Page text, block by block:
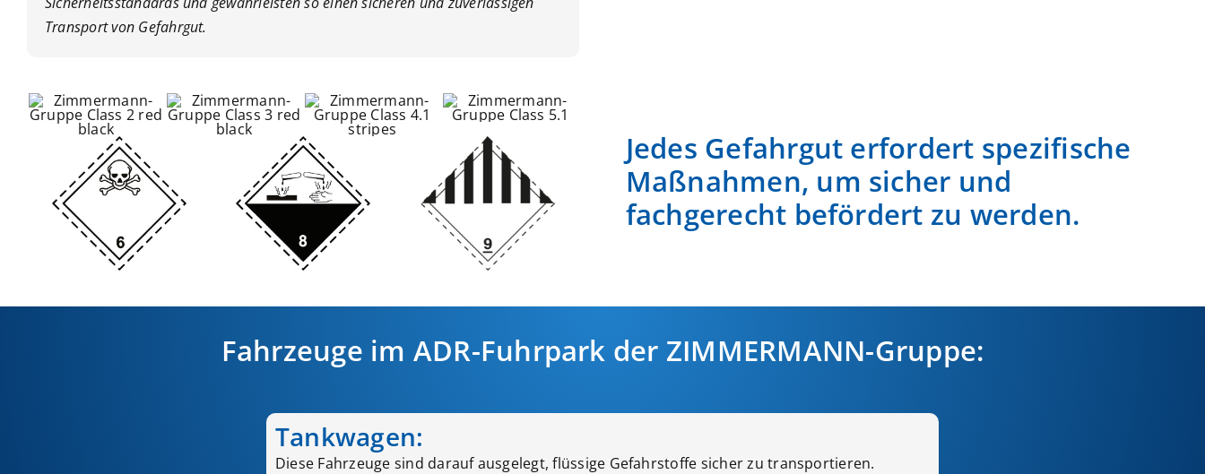
Transport von Gefahrgut.
Jedes Gefahrgut erfordert spezifische
Maßnahmen, um sicher und
fachgerecht befördert zu werden.
Fahrzeuge im ADR-Fuhrpark der ZIMMERMANN-Gruppe:
Tankwagen:
Diese Fahrzeuge sind darauf ausgelegt, flüssige Gefahrstoffe sicher zu transportieren.